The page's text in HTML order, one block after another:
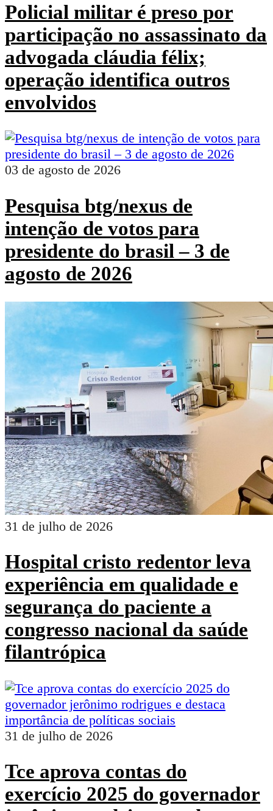
Policial militar é preso por
participação no assassinato da
advogada cláudia félix;
operação identifica outros
envolvidos
03 de agosto de 2026
Pesquisa btg/nexus de
intenção de votos para
presidente do brasil – 3 de
agosto de 2026
31 de julho de 2026
Hospital cristo redentor leva
experiência em qualidade e
segurança do paciente a
congresso nacional da saúde
filantrópica
31 de julho de 2026
Tce aprova contas do
exercício 2025 do governador